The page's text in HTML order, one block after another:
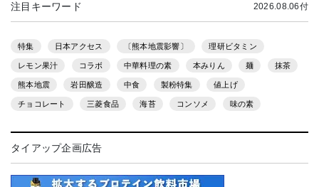
注目キーワード 2026.08.06付
特集 日本アクセス 〔熊本地震影響〕 理研ビタミン
レモン果汁 コラボ 中華料理の素 本みりん 麺 抹茶
熊本地震 岩田醸造 中食 製粉特集 値上げ
チョコレート 三菱食品 海苔 コンソメ 味の素
タイアップ企画広告